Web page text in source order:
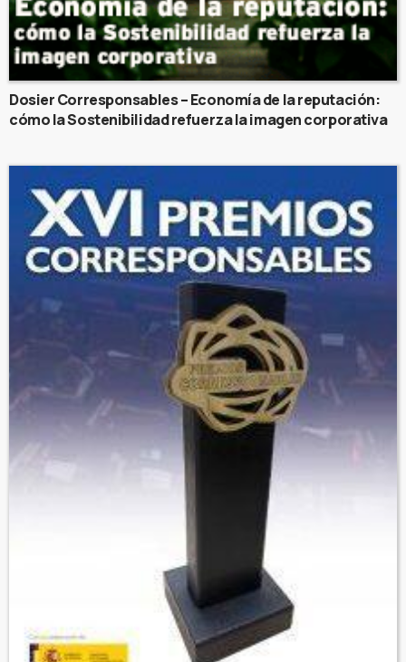
Dosier Corresponsables – Economía de la reputación:
cómo la Sostenibilidad refuerza la imagen corporativa